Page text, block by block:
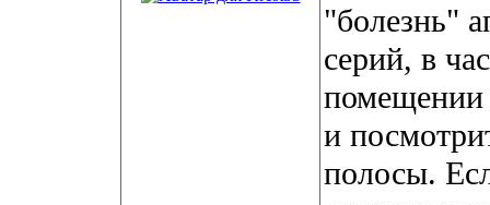
"болезнь"
серий, в
и
полосы.